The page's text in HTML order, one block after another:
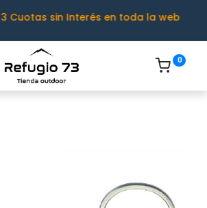
3 Cuotas sin Interés en toda la web
0